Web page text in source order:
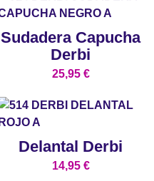
Sudadera Capucha
Derbi
25,95 €
Delantal Derbi
14,95 €